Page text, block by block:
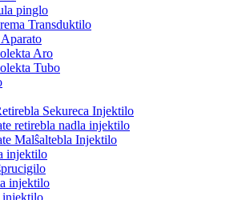
pinglo
Transduktilo
Aro
Tubo
Sekureca Injektilo
retirebla nadla injektilo
Malŝaltebla Injektilo
injektilo
injektilo
injektilo